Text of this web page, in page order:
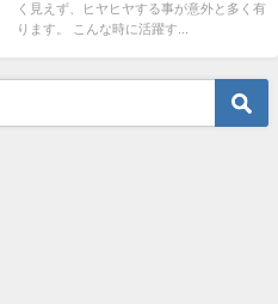
く見えず、ヒヤヒヤする事が意外と多く有
ります。 こんな時に活躍す...